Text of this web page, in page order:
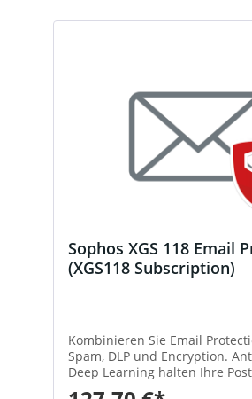
Sophos XGS 118 Email
(XGS118 Subscription)
Kombinieren Sie Email
Spam, DLP und Encryption.
Deep Learning halten Ihre
frei von Bedrohungen, Spam